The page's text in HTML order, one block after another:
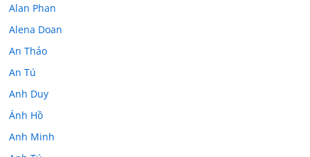
Alan Phan
Alena Doan
An Thảo
An Tú
Anh Duy
Ánh Hồ
Anh Minh